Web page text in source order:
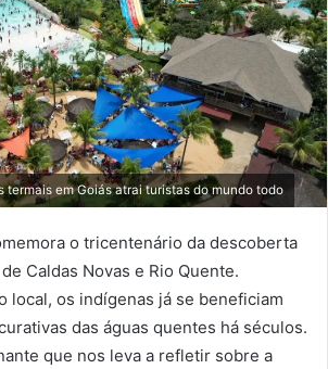
termais em Goiás atrai turistas do mundo todo
o tricentenário da descoberta
Caldas Novas e Rio Quente.
local, os indígenas já se beneficiam
das águas quentes há séculos.
que nos leva a refletir sobre a